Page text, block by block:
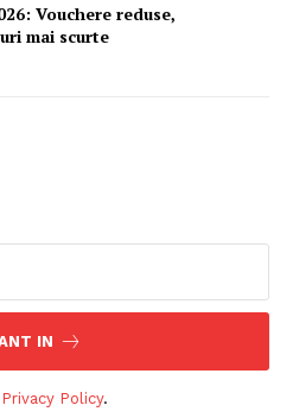
Vouchere reduse,
mai scurte
IN
Privacy Policy.